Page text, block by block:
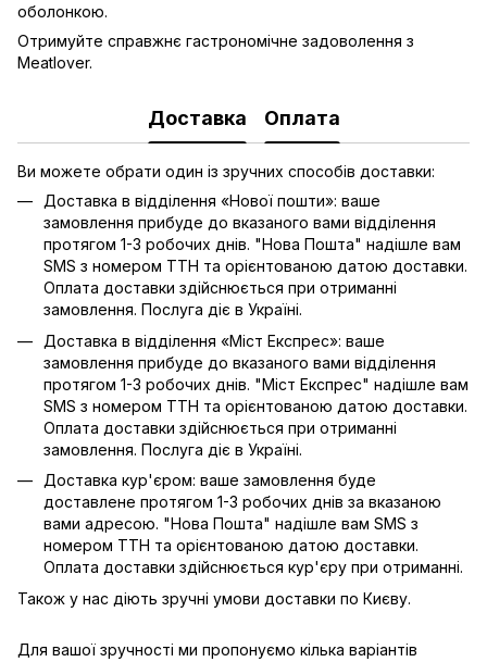
оболонкою.
Отримуйте справжнє гастрономічне задоволення з
Meatlover.
Доставка Оплата
Ви можете обрати один із зручних способів доставки:
Доставка в відділення «Нової пошти»: ваше
замовлення прибуде до вказаного вами відділення
протягом 1-3 робочих днів. "Нова Пошта" надішле вам
SMS з номером ТТН та орієнтованою датою доставки.
Оплата доставки здійснюється при отриманні
замовлення. Послуга діє в Україні.
Доставка в відділення «Міст Експрес»: ваше
замовлення прибуде до вказаного вами відділення
протягом 1-3 робочих днів. "Міст Експрес" надішле вам
SMS з номером ТТН та орієнтованою датою доставки.
Оплата доставки здійснюється при отриманні
замовлення. Послуга діє в Україні.
Доставка кур'єром: ваше замовлення буде
доставлене протягом 1-3 робочих днів за вказаною
вами адресою. "Нова Пошта" надішле вам SMS з
номером ТТН та орієнтованою датою доставки.
Оплата доставки здійснюється кур'єру при отриманні.
Також у нас діють зручні умови доставки по Києву.
Для вашої зручності ми пропонуємо кілька варіантів